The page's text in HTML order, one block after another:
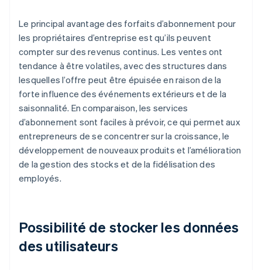
Le principal avantage des forfaits d’abonnement pour
les propriétaires d’entreprise est qu’ils peuvent
compter sur des revenus continus. Les ventes ont
tendance à être volatiles, avec des structures dans
lesquelles l’offre peut être épuisée en raison de la
forte influence des événements extérieurs et de la
saisonnalité. En comparaison, les services
d’abonnement sont faciles à prévoir, ce qui permet aux
entrepreneurs de se concentrer sur la croissance, le
développement de nouveaux produits et l’amélioration
de la gestion des stocks et de la fidélisation des
employés.
Possibilité de stocker les données
des utilisateurs